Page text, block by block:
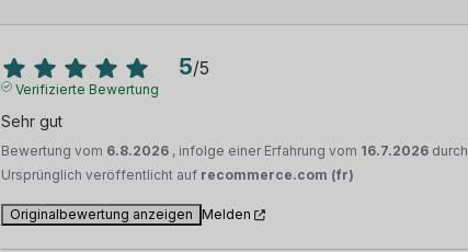
5/5
Verifizierte Bewertung
Sehr gut
Bewertung vom 6.8.2026 , infolge einer Erfahrung vom 16.7.2026 durch
Ursprünglich veröffentlicht auf recommerce.com (fr)
Originalbewertung anzeigen Melden